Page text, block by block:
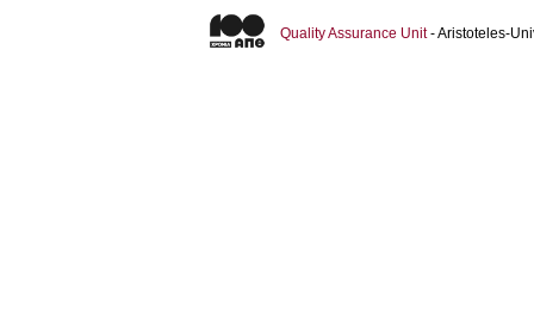
Quality Assurance Unit- Aristoteles-